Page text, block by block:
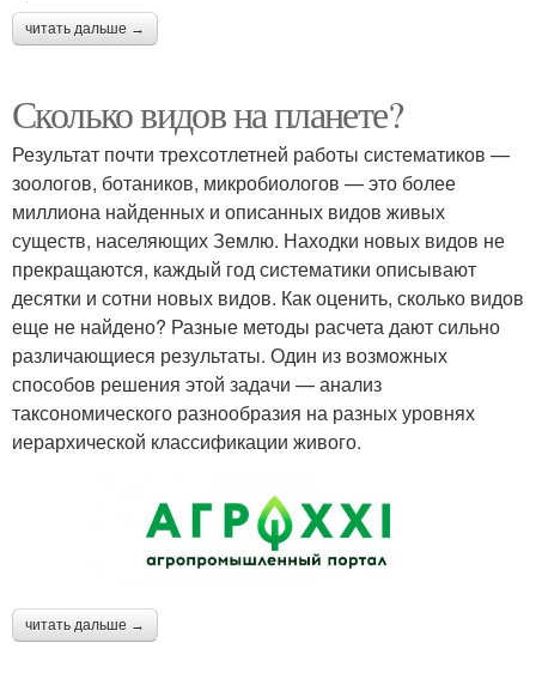
читать дальше →
Сколько видов на планете?
Результат почти трехсотлетней работы систематиков —
зоологов, ботаников, микробиологов — это более
миллиона найденных и описанных видов живых
существ, населяющих Землю. Находки новых видов не
прекращаются, каждый год систематики описывают
десятки и сотни новых видов. Как оценить, сколько видов
еще не найдено? Разные методы расчета дают сильно
различающиеся результаты. Один из возможных
способов решения этой задачи — анализ
таксономического разнообразия на разных уровнях
иерархической классификации живого.
читать дальше →